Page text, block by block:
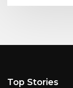
Top Stories